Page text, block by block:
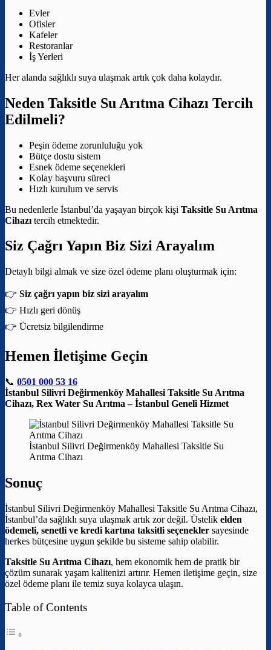
Evler
Ofisler
Kafeler
Restoranlar
İş Yerleri
Her alanda sağlıklı suya ulaşmak artık çok daha kolaydır.
Neden Taksitle Su Arıtma Cihazı Tercih
Edilmeli?
Peşin ödeme zorunluluğu yok
Bütçe dostu sistem
Esnek ödeme seçenekleri
Kolay başvuru süreci
Hızlı kurulum ve servis
Bu nedenlerle İstanbul’da yaşayan birçok kişi Taksitle Su Arıtma
Cihazı tercih etmektedir.
Siz Çağrı Yapın Biz Sizi Arayalım
Detaylı bilgi almak ve size özel ödeme planı oluşturmak için:
👉 Siz çağrı yapın biz sizi arayalım
👉 Hızlı geri dönüş
👉 Ücretsiz bilgilendirme
Hemen İletişime Geçin
📞 0501 000 53 16
İstanbul Silivri Değirmenköy Mahallesi Taksitle Su Arıtma
Cihazı, Rex Water Su Arıtma – İstanbul Geneli Hizmet
İstanbul Silivri Değirmenköy Mahallesi Taksitle Su
Arıtma Cihazı
Sonuç
İstanbul Silivri Değirmenköy Mahallesi Taksitle Su Arıtma Cihazı,
İstanbul’da sağlıklı suya ulaşmak artık zor değil. Üstelik elden
ödemeli, senetli ve kredi kartına taksitli seçenekler sayesinde
herkes bütçesine uygun şekilde bu sisteme sahip olabilir.
Taksitle Su Arıtma Cihazı, hem ekonomik hem de pratik bir
çözüm sunarak yaşam kalitenizi artırır. Hemen iletişime geçin, size
özel ödeme planı ile temiz suya kolayca ulaşın.
Table of Contents